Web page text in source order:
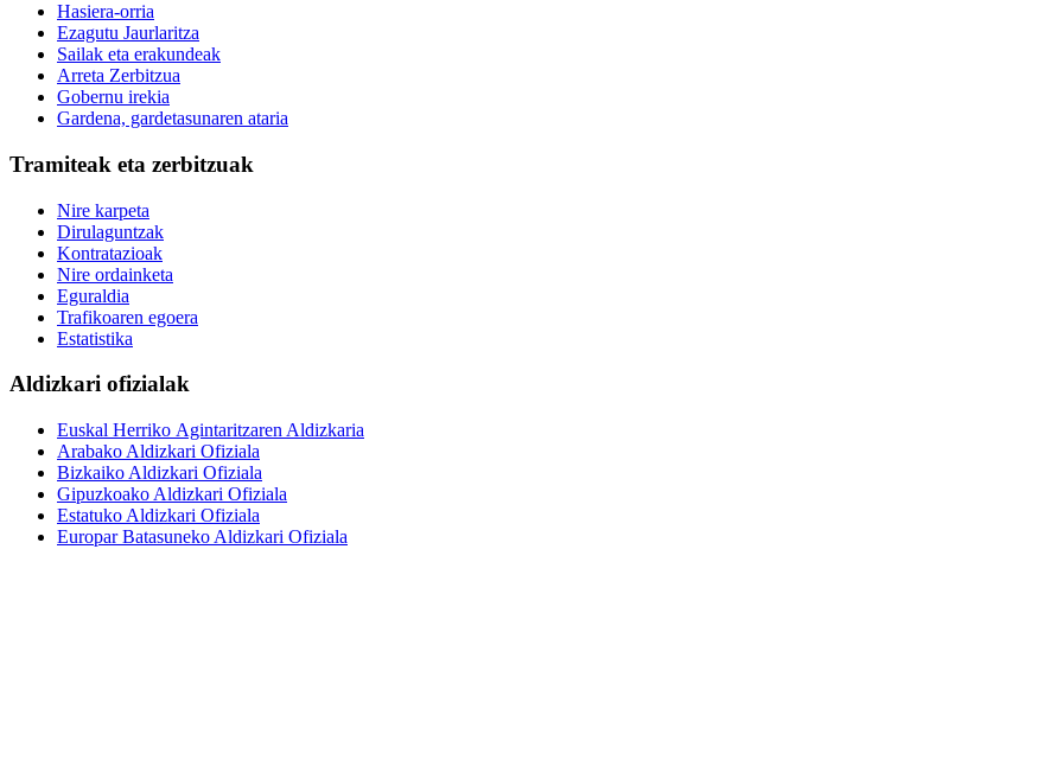
Hasiera-orria
Ezagutu Jaurlaritza
Sailak eta erakundeak
Arreta Zerbitzua
Gobernu irekia
Gardena, gardetasunaren ataria
Tramiteak eta zerbitzuak
Nire karpeta
Dirulaguntzak
Kontratazioak
Nire ordainketa
Eguraldia
Trafikoaren egoera
Estatistika
Aldizkari ofizialak
Euskal Herriko Agintaritzaren Aldizkaria
Arabako Aldizkari Ofiziala
Bizkaiko Aldizkari Ofiziala
Gipuzkoako Aldizkari Ofiziala
Estatuko Aldizkari Ofiziala
Europar Batasuneko Aldizkari Ofiziala